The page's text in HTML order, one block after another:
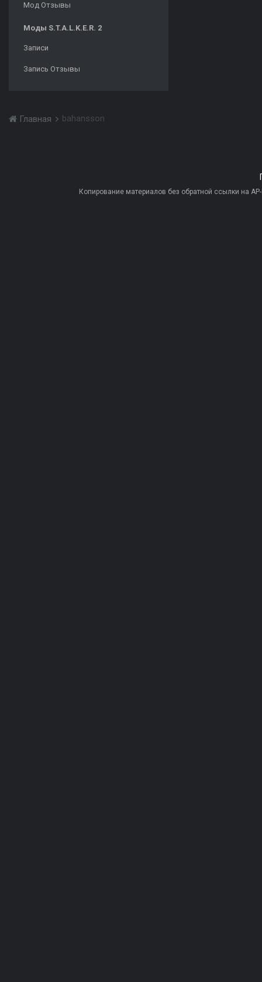
Мод Отзывы
Моды S.T.A.L.K.E.R. 2
Записи
Запись Отзывы
Главная bahansson
Копирование материалов без обратной ссылки на